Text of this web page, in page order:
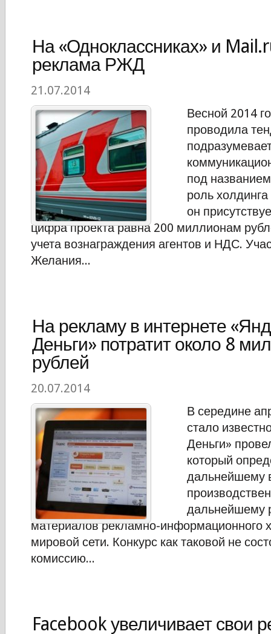
На «Одноклассниках» и
реклама РЖД
21.07.2014
Весной 2014
проводила
под
роль холдинга
он
цифра проекта равна 200 миллионам
учета вознаграждения агентов и НДС.
Желания...
На рекламу в интернете
Деньги» потратит около 8
рублей
20.07.2014
В середине
стало
Деньги»
который
дальнейшему
дальнейшему
материалов рекламно-информационного
мировой сети. Конкурс как таковой не
комиссию...
Facebook увеличивает свои